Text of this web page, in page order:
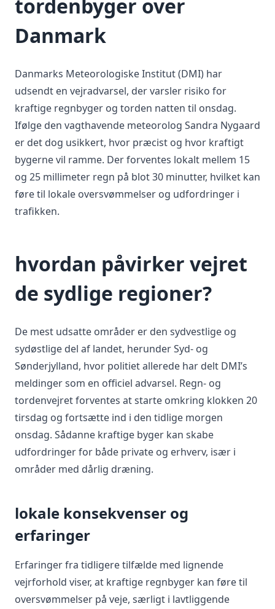
tordenbyger over
Danmark
Danmarks Meteorologiske Institut (DMI) har
udsendt en vejradvarsel, der varsler risiko for
kraftige regnbyger og torden natten til onsdag.
Ifølge den vagthavende meteorolog Sandra Nygaard
er det dog usikkert, hvor præcist og hvor kraftigt
bygerne vil ramme. Der forventes lokalt mellem 15
og 25 millimeter regn på blot 30 minutter, hvilket kan
føre til lokale oversvømmelser og udfordringer i
trafikken.
hvordan påvirker vejret
de sydlige regioner?
De mest udsatte områder er den sydvestlige og
sydøstlige del af landet, herunder Syd- og
Sønderjylland, hvor politiet allerede har delt DMI’s
meldinger som en officiel advarsel. Regn- og
tordenvejret forventes at starte omkring klokken 20
tirsdag og fortsætte ind i den tidlige morgen
onsdag. Sådanne kraftige byger kan skabe
udfordringer for både private og erhverv, især i
områder med dårlig dræning.
lokale konsekvenser og
erfaringer
Erfaringer fra tidligere tilfælde med lignende
vejrforhold viser, at kraftige regnbyger kan føre til
oversvømmelser på veje, særligt i lavtliggende